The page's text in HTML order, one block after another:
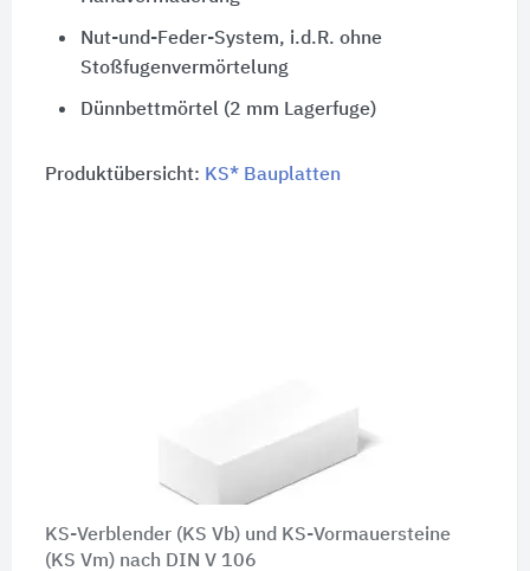
Nut-und-Feder-System, i.d.R. ohne
Stoßfugenvermörtelung
Dünnbettmörtel (2 mm Lagerfuge)
Produktübersicht: KS* Bauplatten
KS-Verblender (KS Vb) und KS-Vormauersteine
(KS Vm) nach DIN V 106